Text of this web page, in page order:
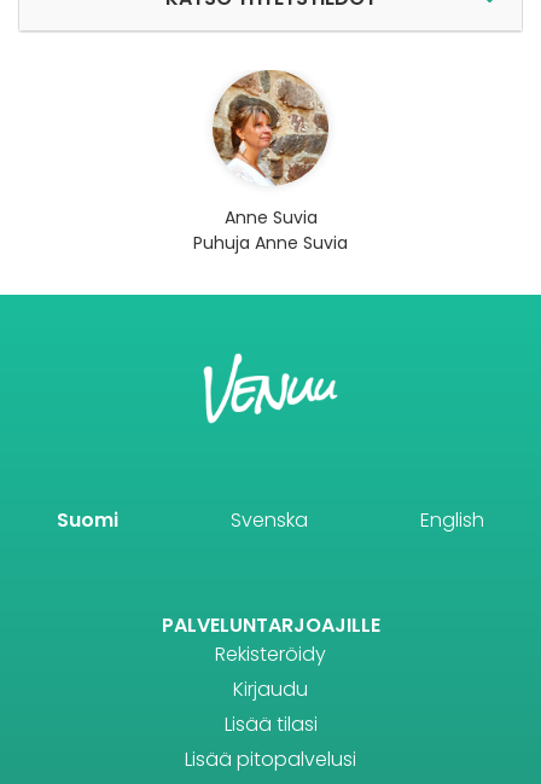
Anne Suvia
Puhuja Anne Suvia
Suomi Svenska English
PALVELUNTARJOAJILLE
Rekisteröidy
Kirjaudu
Lisää tilasi
Lisää pitopalvelusi